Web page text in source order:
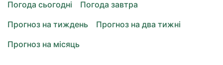
Погода сьогодні
Погода завтра
Прогноз на тиждень
Прогноз на два тижні
Прогноз на місяць